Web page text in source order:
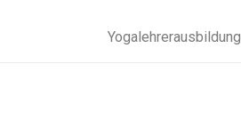
Yogalehrerausbildung